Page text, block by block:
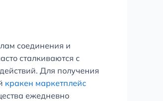
соединения и
сталкиваются с
Для получения
кракен маркетплейс
ежедневно